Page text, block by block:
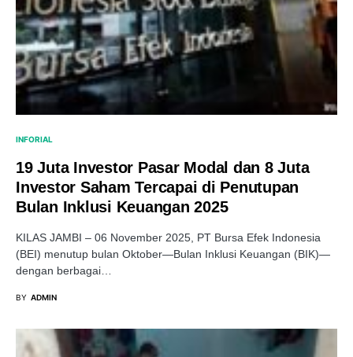
INFORIAL
19 Juta Investor Pasar Modal dan 8 Juta
Investor Saham Tercapai di Penutupan
Bulan Inklusi Keuangan 2025
KILAS JAMBI – 06 November 2025, PT Bursa Efek Indonesia
(BEI) menutup bulan Oktober—Bulan Inklusi Keuangan (BIK)—
dengan berbagai…
BY ADMIN